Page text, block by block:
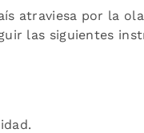
atraviesa por la
las siguientes